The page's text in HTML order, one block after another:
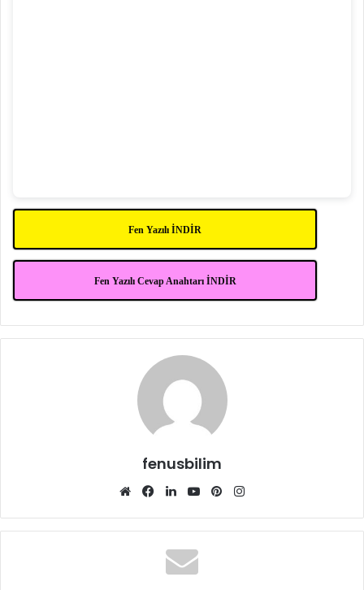
Fen Yazılı İNDİR
Fen Yazılı Cevap Anahtarı İNDİR
fenusbilim
Web
Facebook
LinkedInYouTubePinterest